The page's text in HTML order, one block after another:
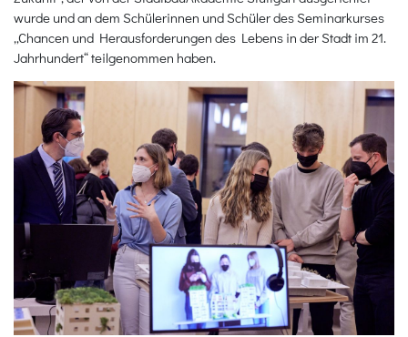
wurde und an dem Schülerinnen und Schüler des Seminarkurses
„Chancen und Herausforderungen des Lebens in der Stadt im 21.
Jahrhundert“ teilgenommen haben.